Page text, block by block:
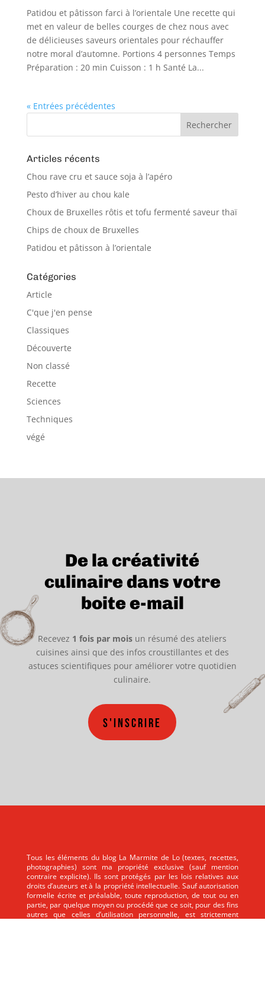
Patidou et pâtisson farci à l’orientale Une recette qui
met en valeur de belles courges de chez nous avec
de délicieuses saveurs orientales pour réchauffer
notre moral d’automne. Portions 4 personnes Temps
Préparation : 20 min Cuisson : 1 h Santé La...
« Entrées précédentes
Articles récents
Chou rave cru et sauce soja à l’apéro
Pesto d’hiver au chou kale
Choux de Bruxelles rôtis et tofu fermenté saveur thaï
Chips de choux de Bruxelles
Patidou et pâtisson à l’orientale
Catégories
Article
C'que j'en pense
Classiques
Découverte
Non classé
Recette
Sciences
Techniques
végé
De la créativité
culinaire dans votre
boite e-mail
Recevez 1 fois par mois un résumé des ateliers
cuisines ainsi que des infos croustillantes et des
astuces scientifiques pour améliorer votre quotidien
culinaire.
S'inscrire
Tous les éléments du blog La Marmite de Lo (textes, recettes,
photographies) sont ma propriété exclusive (sauf mention
contraire explicite). Ils sont protégés par les lois relatives aux
droits d’auteurs et à la propriété intellectuelle. Sauf autorisation
formelle écrite et préalable, toute reproduction, de tout ou en
partie, par quelque moyen ou procédé que ce soit, pour des fins
autres que celles d’utilisation personnelle, est strictement